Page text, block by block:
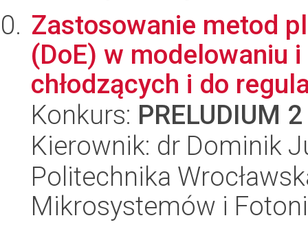
Zastosowanie metod
(DoE) w modelowaniu
chłodzących i do
Konkurs: PRELUDIUM 2
Kierownik: dr Dominik
Politechnika
Mikrosystemów i